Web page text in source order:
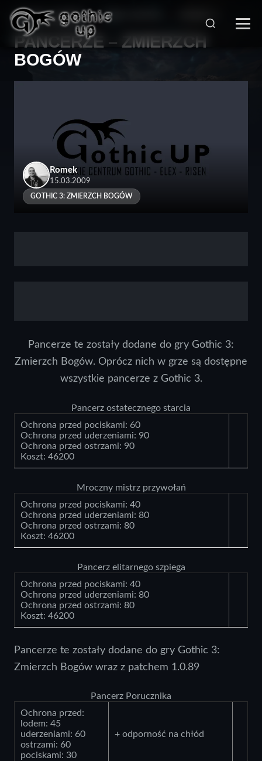
STRONA GŁÓWNA > SERIA GOTHIC
ZMIERZCH BOGÓW >
PANCERZE – ZMIERZCH
BOGÓW
Romek
15.03.2009
GOTHIC 3: ZMIERZCH BOGÓW
Pancerze te zostały dodane do gry Gothic 3:
Zmierzch Bogów. Oprócz nich w grze są dostępne
wszystkie pancerze z Gothic 3.
Pancerz ostatecznego starcia
Ochrona przed pociskami: 60
Ochrona przed uderzeniami: 90
Ochrona przed ostrzami: 90
Koszt: 46200
Mroczny mistrz przywołań
Ochrona przed pociskami: 40
Ochrona przed uderzeniami: 80
Ochrona przed ostrzami: 80
Koszt: 46200
Pancerz elitarnego szpiega
Ochrona przed pociskami: 40
Ochrona przed uderzeniami: 80
Ochrona przed ostrzami: 80
Koszt: 46200
Pancerze te zostały dodane do gry Gothic 3:
Zmierzch Bogów wraz z patchem 1.0.89
Pancerz Porucznika
Ochrona przed:
lodem: 45
uderzeniami: 60
ostrzami: 60
pociskami: 30
+ odporność na chłód